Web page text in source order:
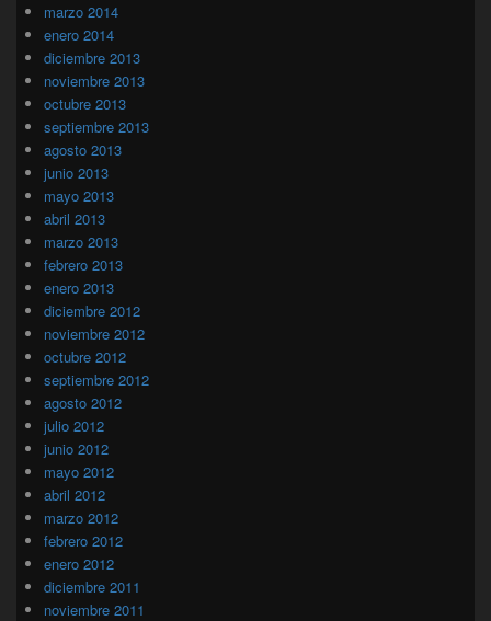
marzo 2014
enero 2014
diciembre 2013
noviembre 2013
octubre 2013
septiembre 2013
agosto 2013
junio 2013
mayo 2013
abril 2013
marzo 2013
febrero 2013
enero 2013
diciembre 2012
noviembre 2012
octubre 2012
septiembre 2012
agosto 2012
julio 2012
junio 2012
mayo 2012
abril 2012
marzo 2012
febrero 2012
enero 2012
diciembre 2011
noviembre 2011